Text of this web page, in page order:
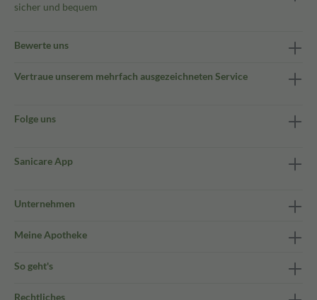
sicher und bequem
Bewerte uns
Vertraue unserem mehrfach ausgezeichneten Service
Folge uns
Sanicare App
Unternehmen
Meine Apotheke
So geht's
Rechtliches